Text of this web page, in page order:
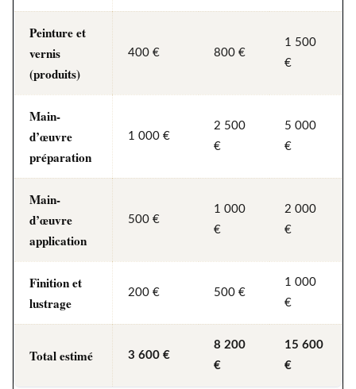
Peinture et
vernis
(produits)
400 € 800 €
1 500
€
Main-
d’œuvre
préparation
1 000 €
2 500
€
5 000
€
Main-
d’œuvre
application
500 €
1 000
€
2 000
€
Finition et
lustrage
200 € 500 €
1 000
€
Total estimé 3 600 €
8 200
€
15 600
€